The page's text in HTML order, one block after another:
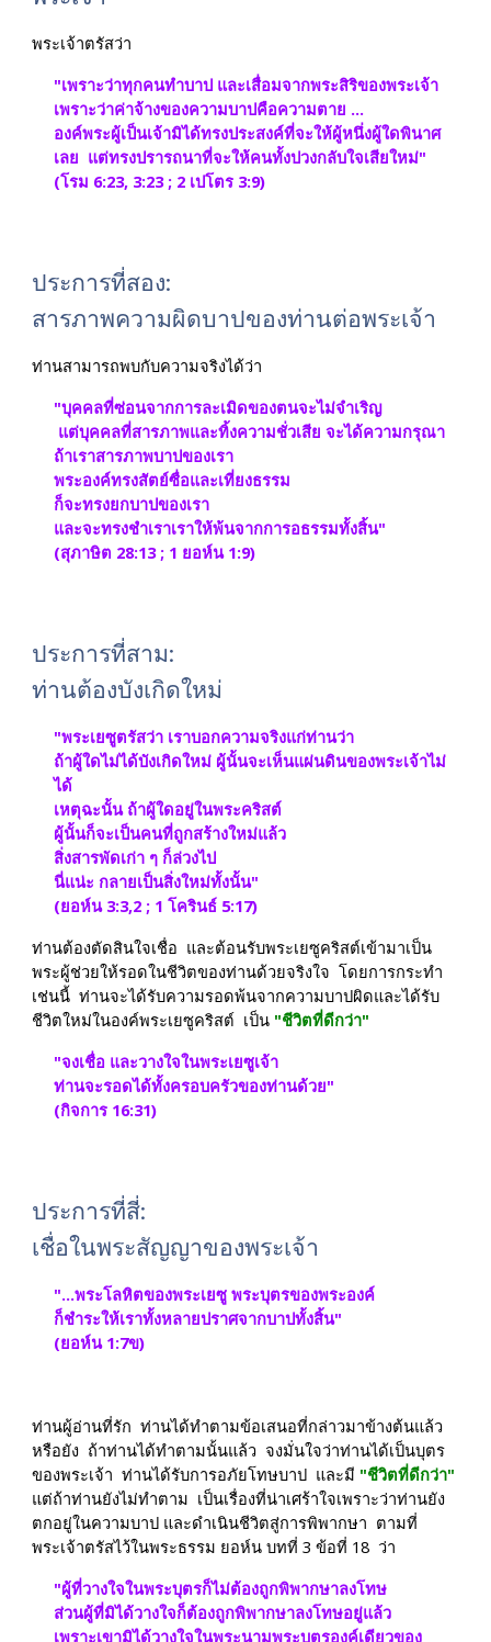
พระเจ้าตรัสว่า
"เพราะว่าทุกคนทำบาป และเสื่อมจากพระสิริของพระเจ้า
เพราะว่าค่าจ้างของความบาปคือความตาย ...
องค์พระผู้เป็นเจ้ามิได้ทรงประสงค์ที่จะให้ผู้หนึ่งผู้ใดพินาศ
เลย  แต่ทรงปรารถนาที่จะให้คนทั้งปวงกลับใจเสียใหม่"
(โรม 6:23, 3:23 ; 2 เปโตร 3:9)
ประการที่สอง:
สารภาพความผิดบาปของท่านต่อพระเจ้า
ท่านสามารถพบกับความจริงได้ว่า
"บุคคลที่ซ่อนจากการละเมิดของตนจะไม่จำเริญ
แต่บุคคลที่สารภาพและทิ้งความชั่วเสีย จะได้ความกรุณา
ถ้าเราสารภาพบาปของเรา
พระองค์ทรงสัตย์ซื่อและเที่ยงธรรม
ก็จะทรงยกบาปของเรา
และจะทรงชำเราเราให้พ้นจากการอธรรมทั้งสิ้น"
(สุภาษิต 28:13 ; 1 ยอห์น 1:9)
ประการที่สาม:
ท่านต้องบังเกิดใหม่
"พระเยซูตรัสว่า เราบอกความจริงแก่ท่านว่า
ถ้าผู้ใดไม่ได้บังเกิดใหม่ ผู้นั้นจะเห็นแผ่นดินของพระเจ้าไม่
ได้
เหตุฉะนั้น ถ้าผู้ใดอยู่ในพระคริสต์
ผู้นั้นก็จะเป็นคนที่ถูกสร้างใหม่แล้ว
สิ่งสารพัดเก่า ๆ ก็ล่วงไป
นี่แน่ะ กลายเป็นสิ่งใหม่ทั้งนั้น"
(ยอห์น 3:3,2 ; 1 โครินธ์ 5:17)
ท่านต้องตัดสินใจเชื่อ  และต้อนรับพระเยซูคริสต์เข้ามาเป็น
พระผู้ช่วยให้รอดในชีวิตของท่านด้วยจริงใจ  โดยการกระทำ
เช่นนี้  ท่านจะได้รับความรอดพ้นจากความบาปผิดและได้รับ
ชีวิตใหม่ในองค์พระเยซูคริสต์  เป็น "ชีวิตที่ดีกว่า"
"จงเชื่อ และวางใจในพระเยซูเจ้า
ท่านจะรอดได้ทั้งครอบครัวของท่านด้วย"
(กิจการ 16:31)
ประการที่สี่:
เชื่อในพระสัญญาของพระเจ้า
"...พระโลหิตของพระเยซู พระบุตรของพระองค์
ก็ชำระให้เราทั้งหลายปราศจากบาปทั้งสิ้น"
(ยอห์น 1:7ข)
ท่านผู้อ่านที่รัก  ท่านได้ทำตามข้อเสนอที่กล่าวมาข้างต้นแล้ว
หรือยัง  ถ้าท่านได้ทำตามนั้นแล้ว  จงมั่นใจว่าท่านได้เป็นบุตร
ของพระเจ้า  ท่านได้รับการอภัยโทษบาป  และมี
แต่ถ้าท่านยังไม่ทำตาม  เป็นเรื่องที่น่าเศร้าใจเพราะว่าท่านยัง
ตกอยู่ในความบาป และดำเนินชีวิตสู่การพิพากษา  ตามที่
พระเจ้าตรัสไว้ในพระธรรม ยอห์น บทที่ 3 ข้อที่ 18  ว่า
"ผู้ที่วางใจในพระบุตรก็ไม่ต้องถูกพิพากษาลงโทษ
ส่วนผู้ที่มิได้วางใจก็ต้องถูกพิพากษาลงโทษอยู่แล้ว
เพราะเขามิได้วางใจในพระนามพระบุตรองค์เดียวของ